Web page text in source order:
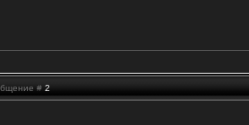
# 2